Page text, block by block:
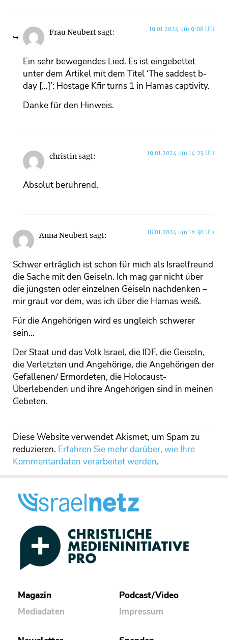
Frau Neubertsagt: 19.01.2024 um 9:08 Uhr
Ein sehr bewegendes Lied. Es ist eingebettet
unter dem Artikel mit dem Titel ‘The saddest b-
day […]’: Hostage Kfir turns 1 in Hamas captivity.
Danke für den Hinweis.
christinsagt: 19.01.2024 um 14:23 Uhr
Absolut berührend.
Anna Neubertsagt: 18.01.2024 um 18:30 Uhr
Schwer erträglich ist schon für mich als Israelfreund
die Sache mit den Geiseln. Ich mag gar nicht über
die jüngsten oder einzelnen Geiseln nachdenken –
mir graut vor dem, was ich über die Hamas weiß.
Für die Angehörigen wird es ungleich schwerer
sein…
Der Staat und das Volk Israel, die IDF, die Geiseln,
die Verletzten und Angehörige, die Angehörigen der
Gefallenen/ Ermordeten, die Holocaust-
Überlebenden und ihre Angehörigen sind in meinen
Gebeten.
Diese Website verwendet Akismet, um Spam zu
reduzieren. Erfahren Sie mehr darüber, wie Ihre
Kommentardaten verarbeitet werden.
Magazin
Mediadaten
Podcast/Video
Impressum